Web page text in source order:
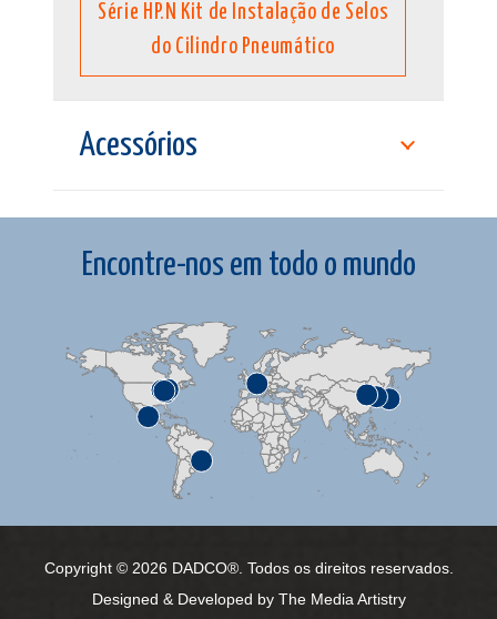
Série HP.N Kit de Instalação de Selos
do Cilindro Pneumático
Acessórios
Encontre-nos em todo o mundo
Copyright © 2026 DADCO®. Todos os direitos reservados.
Designed & Developed by The Media Artistry